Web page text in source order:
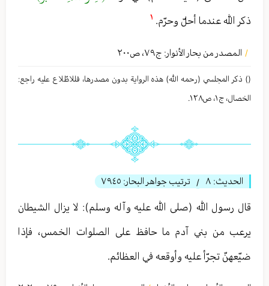
ذكر الله عندما أحلّ وحرّم.
/ المصدر من بحار الأنوار: ج٧٩، ص٢٠٠
() ذكر المجلسي (رحمه الله) هذه الروایة بدون مصدرها، فللاطّلاع علیه راجع:
الخصال، ج١، ص١٢٨.
الحديث: ٨ / ترتيب جواهر البحار: ٧٩٤٥
قال رسول الله (صلى الله عليه وآله وسلم): لا يزال الشيطان
يرعب من بني آدم ما حافظ على الصلوات الخمس، فإذا
ضيّعهنّ تجرّأ عليه وأوقعه في العظائم.